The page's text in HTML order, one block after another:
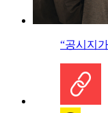
“공시지